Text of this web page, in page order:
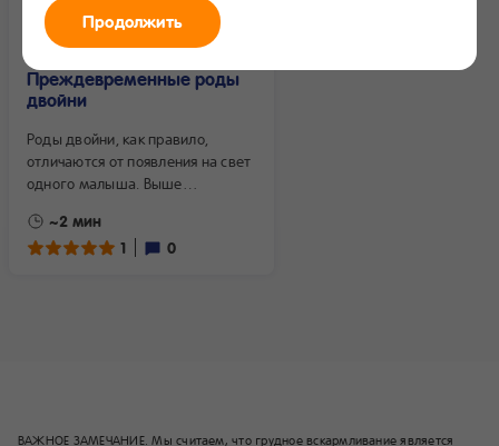
Преждевременные роды
двойни
Роды двойни, как правило,
отличаются от появления на свет
одного малыша. Выше
должна быть постоянная
готовность к оперативному
~2 мин
1
0
Продолжить
ВАЖНОЕ ЗАМЕЧАНИЕ. Мы считаем, что грудное вскармливание является